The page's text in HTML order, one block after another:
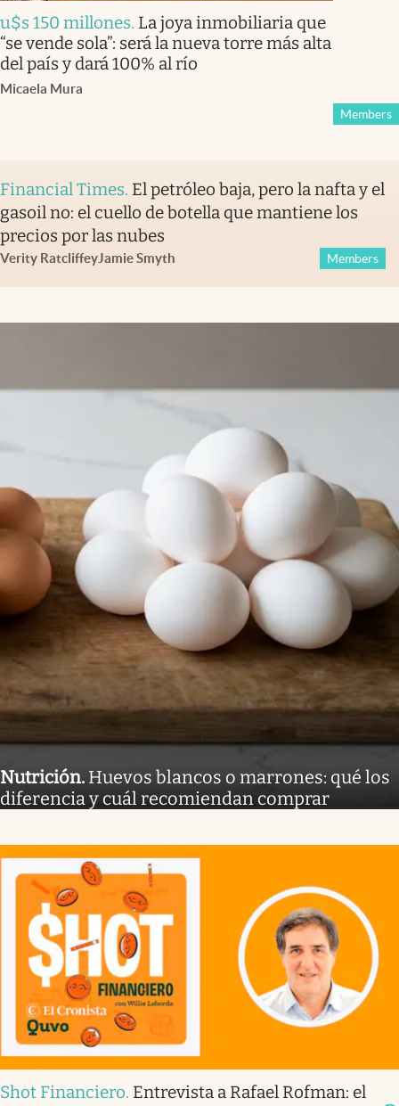
u$s 150 millones. La joya inmobiliaria que
“se vende sola”: será la nueva torre más alta
del país y dará 100% al río
Micaela Mura
Members
Financial Times. El petróleo baja, pero la nafta y el
gasoil no: el cuello de botella que mantiene los
precios por las nubes
Verity RatcliffeyJamie Smyth Members
Nutrición. Huevos blancos o marrones: qué los
diferencia y cuál recomiendan comprar
Shot Financiero. Entrevista a Rafael Rofman: el